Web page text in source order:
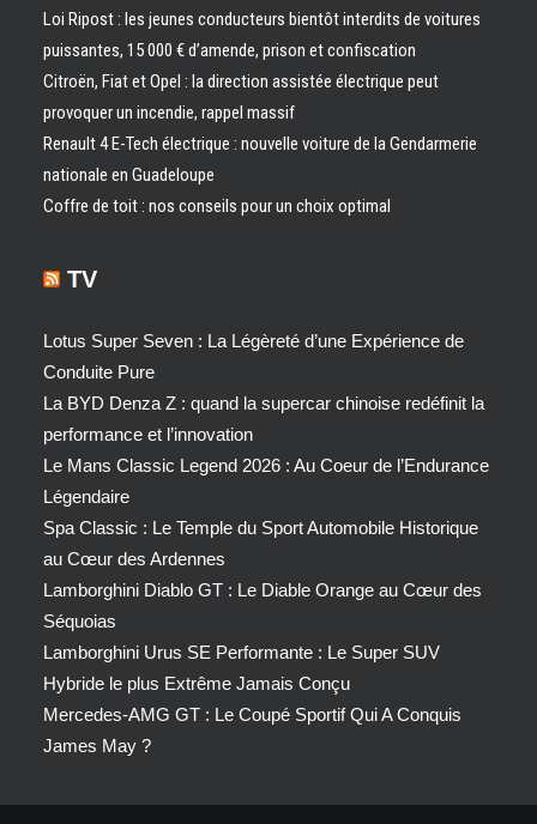
Loi Ripost : les jeunes conducteurs bientôt interdits de voitures
puissantes, 15 000 € d’amende, prison et confiscation
Citroën, Fiat et Opel : la direction assistée électrique peut
provoquer un incendie, rappel massif
Renault 4 E-Tech électrique : nouvelle voiture de la Gendarmerie
nationale en Guadeloupe
Coffre de toit : nos conseils pour un choix optimal
TV
Lotus Super Seven : La Légèreté d’une Expérience de
Conduite Pure
La BYD Denza Z : quand la supercar chinoise redéfinit la
performance et l’innovation
Le Mans Classic Legend 2026 : Au Coeur de l’Endurance
Légendaire
Spa Classic : Le Temple du Sport Automobile Historique
au Cœur des Ardennes
Lamborghini Diablo GT : Le Diable Orange au Cœur des
Séquoias
Lamborghini Urus SE Performante : Le Super SUV
Hybride le plus Extrême Jamais Conçu
Mercedes-AMG GT : Le Coupé Sportif Qui A Conquis
James May ?